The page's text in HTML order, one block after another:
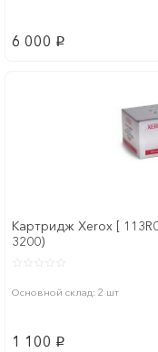
6 000 p
Картридж Xerox [
3200)
Основной склад: 2 шт
1 100 p